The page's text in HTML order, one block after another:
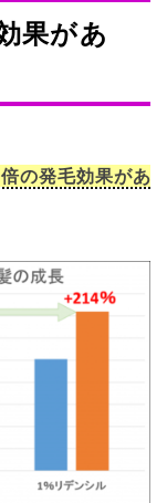
果があ
の発毛効果があ